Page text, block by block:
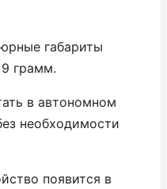
габариты
грамм.
в автономном
необходимости
появится в